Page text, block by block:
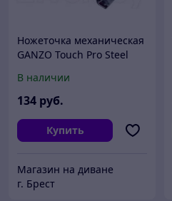
Ножеточка механическая
GANZO Touch Pro Steel
В наличии
134 руб.
Купить
Магазин на диване
г. Брест